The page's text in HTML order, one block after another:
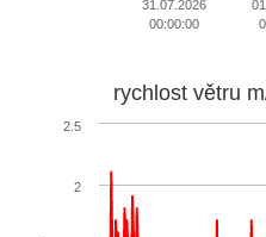
31.07.2026
00:00:00
rychlost větru
2
2.5